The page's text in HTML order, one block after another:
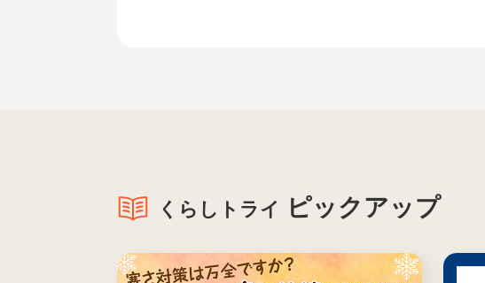
くらしトライ ピックアップ